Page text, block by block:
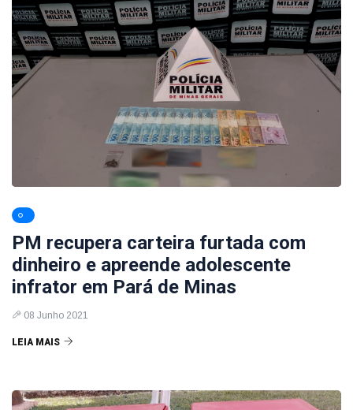
PM recupera carteira furtada com
dinheiro e apreende adolescente
infrator em Pará de Minas
08 Junho 2021
LEIA MAIS